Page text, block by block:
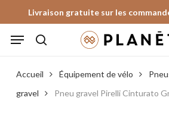
to
main
Livraison gratuite sur les
Menu
Accueil Équipement de vélo
gravel
Pneu gravel Pirelli Cinturato